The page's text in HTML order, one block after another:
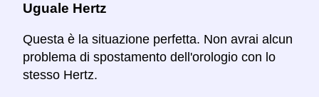
Uguale Hertz
Questa è la situazione perfetta. Non avrai alcun
problema di spostamento dell'orologio con lo
stesso Hertz.